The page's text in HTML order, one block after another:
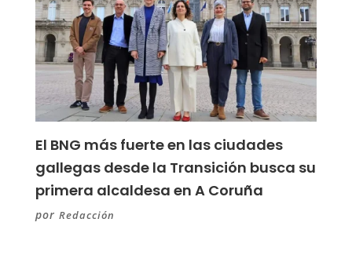
El BNG más fuerte en las ciudades
gallegas desde la Transición busca su
primera alcaldesa en A Coruña
por Redacción